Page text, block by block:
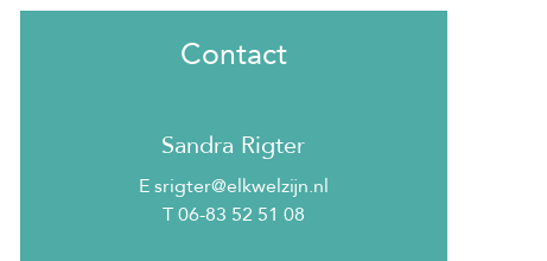
Contact
Sandra Rigter
E srigter@elkwelzijn.nl
T 06-83 52 51 08